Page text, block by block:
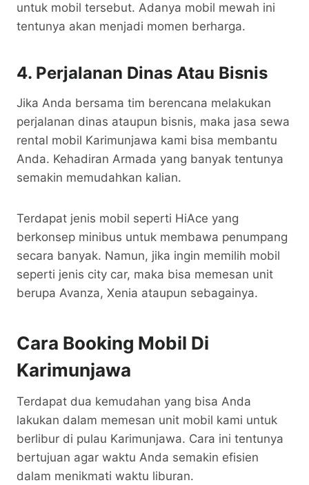
untuk mobil tersebut. Adanya mobil mewah ini
tentunya akan menjadi momen berharga.
4. Perjalanan Dinas Atau Bisnis
Jika Anda bersama tim berencana melakukan
perjalanan dinas ataupun bisnis, maka jasa sewa
rental mobil Karimunjawa kami bisa membantu
Anda. Kehadiran Armada yang banyak tentunya
semakin memudahkan kalian.
Terdapat jenis mobil seperti HiAce yang
berkonsep minibus untuk membawa penumpang
secara banyak. Namun, jika ingin memilih mobil
seperti jenis city car, maka bisa memesan unit
berupa Avanza, Xenia ataupun sebagainya.
Cara Booking Mobil Di
Karimunjawa
Terdapat dua kemudahan yang bisa Anda
lakukan dalam memesan unit mobil kami untuk
berlibur di pulau Karimunjawa. Cara ini tentunya
bertujuan agar waktu Anda semakin efisien
dalam menikmati waktu liburan.